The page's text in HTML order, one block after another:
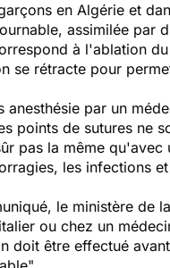
en Algérie et
assimilée par
à l'ablation
se rétracte pour
par un
points de sutures ne
pas la même qu'avec
les infections
le ministère de
ou chez un
doit être effectué